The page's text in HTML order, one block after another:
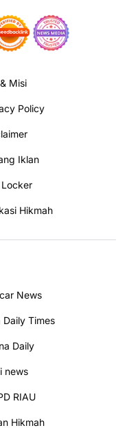
Misi
Policy
Iklan
Hikmah
News
Daily Times
Daily
news
RIAU
Hikmah